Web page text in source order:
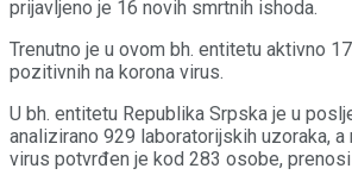
prijavljeno je 16 novih smrtnih ishoda.
Trenutno je u ovom bh. entitetu aktivno
pozitivnih na korona virus.
U bh. entitetu Republika Srpska je u
analizirano 929 lаbоrаtоriјskih uzоrаkа, а
virus pоtvrđеn је kоd 283 оsоbe,